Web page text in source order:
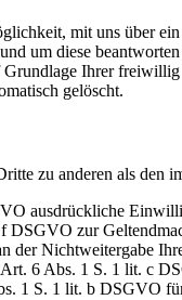
mit uns über
um diese
Ihrer
gelöscht.
zu anderen als den
ausdrückliche
zur
der Nichtweitergabe
6 Abs. 1 S. 1 lit. c
1 S. 1 lit. b DSGVO